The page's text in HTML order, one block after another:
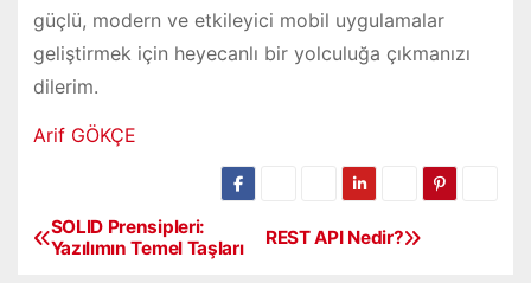
güçlü, modern ve etkileyici mobil uygulamalar
geliştirmek için heyecanlı bir yolculuğa çıkmanızı
dilerim.
Arif GÖKÇE
Y
REST API Nedir?
SOLID Prensipleri:
Yazılımın Temel Taşları